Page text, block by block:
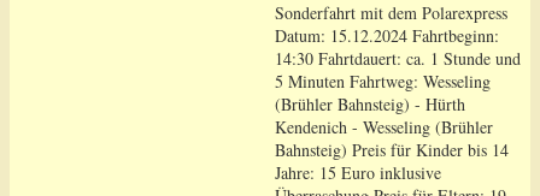
Sonderfahrt mit dem Polarexpress
Datum: 15.12.2024 Fahrtbeginn:
14:30 Fahrtdauert: ca. 1 Stunde und
5 Minuten Fahrtweg: Wesseling
(Brühler Bahnsteig) - Hürth
Kendenich - Wesseling (Brühler
Bahnsteig) Preis für Kinder bis 14
Jahre: 15 Euro inklusive